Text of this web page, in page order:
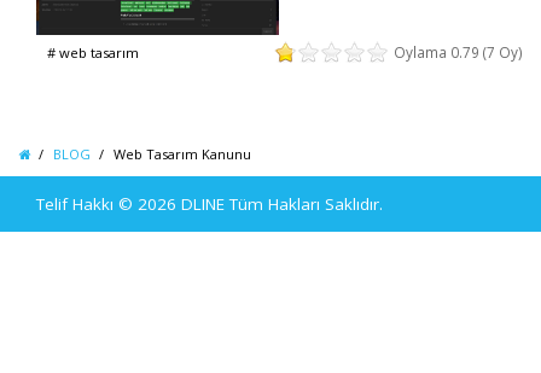
Oylama 0.79 (7 Oy)
web tasarım
BLOG Web Tasarım Kanunu
Telif Hakkı © 2026 DLINETüm Hakları Saklıdır.